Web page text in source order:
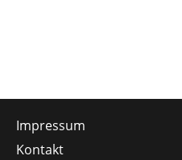
Impressum
Kontakt